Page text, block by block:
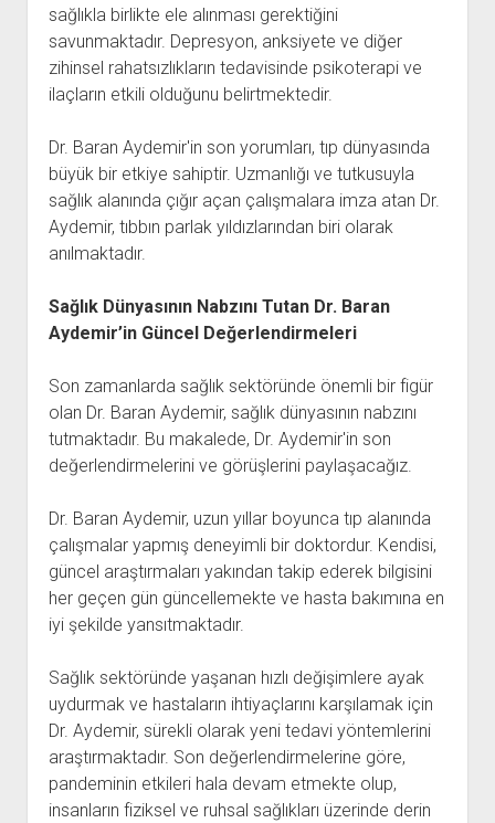
sağlıkla birlikte ele alınması gerektiğini
savunmaktadır. Depresyon, anksiyete ve diğer
zihinsel rahatsızlıkların tedavisinde psikoterapi ve
ilaçların etkili olduğunu belirtmektedir.
Dr. Baran Aydemir'in son yorumları, tıp dünyasında
büyük bir etkiye sahiptir. Uzmanlığı ve tutkusuyla
sağlık alanında çığır açan çalışmalara imza atan Dr.
Aydemir, tıbbın parlak yıldızlarından biri olarak
anılmaktadır.
Sağlık Dünyasının Nabzını Tutan Dr. Baran
Aydemir’in Güncel Değerlendirmeleri
Son zamanlarda sağlık sektöründe önemli bir figür
olan Dr. Baran Aydemir, sağlık dünyasının nabzını
tutmaktadır. Bu makalede, Dr. Aydemir'in son
değerlendirmelerini ve görüşlerini paylaşacağız.
Dr. Baran Aydemir, uzun yıllar boyunca tıp alanında
çalışmalar yapmış deneyimli bir doktordur. Kendisi,
güncel araştırmaları yakından takip ederek bilgisini
her geçen gün güncellemekte ve hasta bakımına en
iyi şekilde yansıtmaktadır.
Sağlık sektöründe yaşanan hızlı değişimlere ayak
uydurmak ve hastaların ihtiyaçlarını karşılamak için
Dr. Aydemir, sürekli olarak yeni tedavi yöntemlerini
araştırmaktadır. Son değerlendirmelerine göre,
pandeminin etkileri hala devam etmekte olup,
insanların fiziksel ve ruhsal sağlıkları üzerinde derin